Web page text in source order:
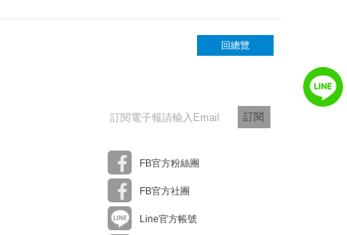
回總覽
訂閱
FB官方粉絲團
FB官方社團
Line官方帳號